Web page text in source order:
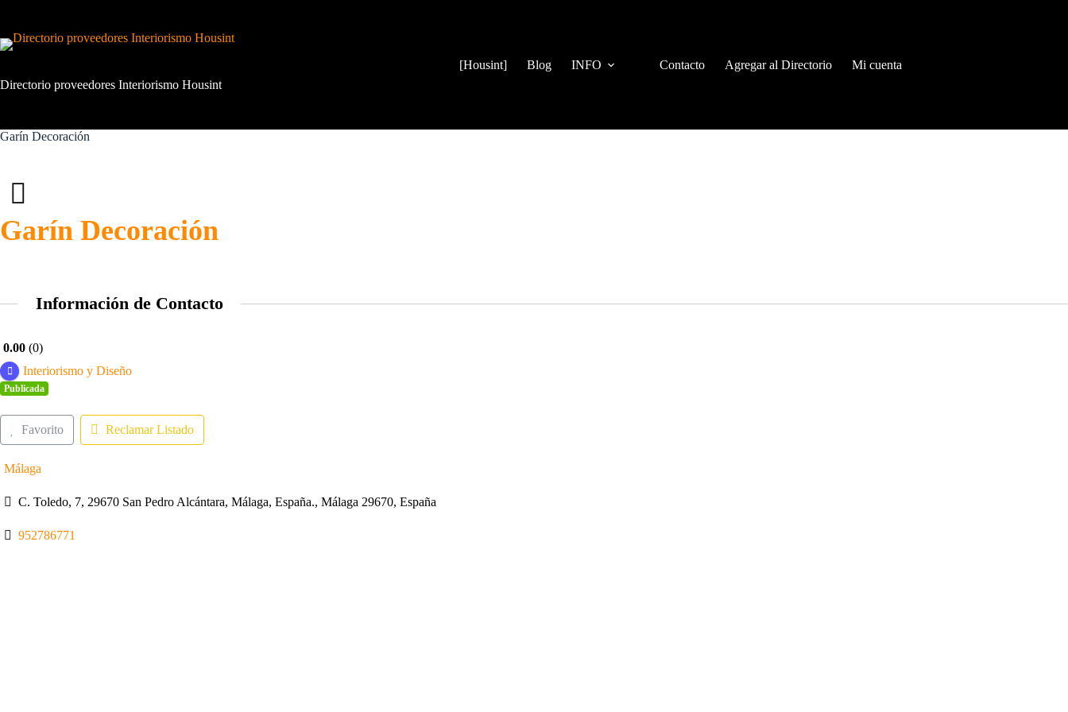
contenido
Directorio proveedores Interiorismo Housint
[Housint] Blog INFO Contacto Agregar al Directorio Mi cuenta
Garín Decoración
Garín Decoración
Información de Contacto
0.00 0
Interiorismo y Diseño
Publicada
Favorito Reclamar Listado
Málaga
C. Toledo, 7, 29670 San Pedro Alcántara, Málaga, España., Málaga 29670, España
952786771